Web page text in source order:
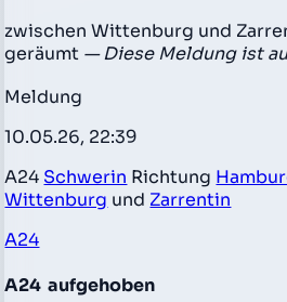
zwischen Wittenburg und
geräumt — Diese Meldung ist
Meldung
10.05.26, 22:39
A24 Schwerin Richtung
Wittenburg und Zarrentin
A24
A24 aufgehoben